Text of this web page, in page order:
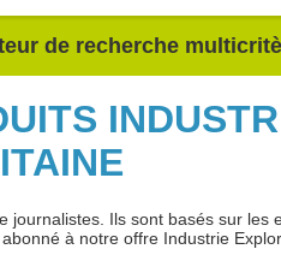
de recherche
journalistes. Ils sont basés sur les
à notre offre Industrie